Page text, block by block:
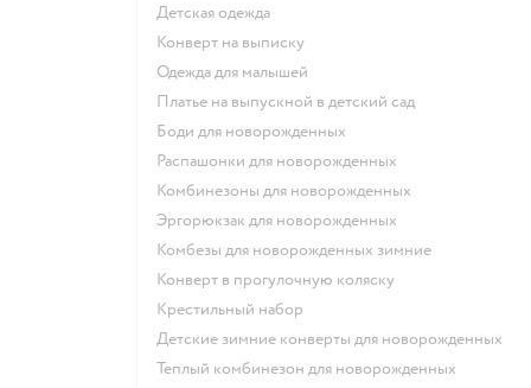
Детская одежда
Конверт на выписку
Одежда для малышей
Платье на выпускной в детский сад
Боди для новорожденных
Распашонки для новорожденных
Комбинезоны для новорожденных
Эргорюкзак для новорожденных
Комбезы для новорожденных зимние
Конверт в прогулочную коляску
Крестильный набор
Детские зимние конверты для новорожденных
Теплый комбинезон для новорожденных